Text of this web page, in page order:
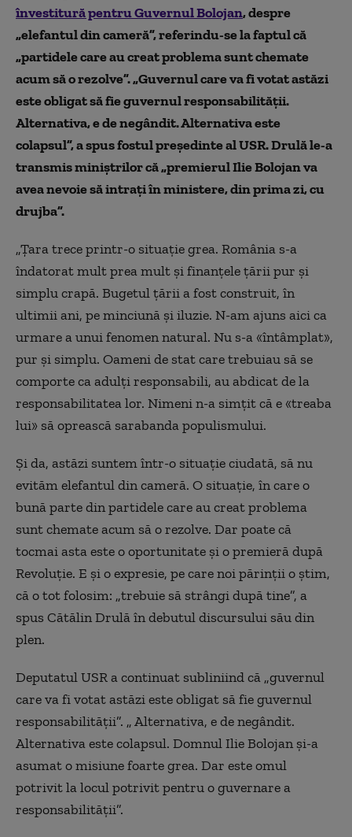
învestitură pentru Guvernul Bolojan, despre
„elefantul din cameră”, referindu-se la faptul că
„partidele care au creat problema sunt chemate
acum să o rezolve”. „Guvernul care va fi votat astăzi
este obligat să fie guvernul responsabilității.
Alternativa, e de negândit. Alternativa este
colapsul”, a spus fostul președinte al USR. Drulă le-a
transmis miniștrilor că „premierul Ilie Bolojan va
avea nevoie să intrați în ministere, din prima zi,cu
drujba”.
„Țara trece printr-o situațiegrea. România s-a
îndatorat mult prea mult și finanțele țării pur și
simplucrapă. Bugetul țării a fost construit, în
ultimii ani, peminciună și iluzie. N-am ajuns aici ca
urmare a unui fenomen natural. Nu s-a «întâmplat»,
pur și simplu. Oameni de stat care trebuiau să se
comporte ca adulți responsabili, au abdicat de la
responsabilitatea lor. Nimeni n-a simțit că e «treaba
lui» să oprească sarabanda populismului.
Și da, astăzi suntem într-o situație ciudată, să nu
evităm elefantul din cameră. O situație, în care o
bună parte din partidele care au creat problema
sunt chemate acum să o rezolve. Dar poate că
tocmai asta este o oportunitate și o premieră după
Revoluție. E și o expresie, pe care noi părinții o știm,
că o tot folosim: „trebuie să strângi după tine”, a
spus Cătălin Drulă în debutul discursului său din
plen.
Deputatul USR a continuat subliniind că „guvernul
care va fi votat astăzi este obligat să fie guvernul
responsabilității”. „Alternativa, e de negândit.
Alternativa este colapsul. Domnul Ilie Bolojan și-a
asumat o misiune foarte grea. Dar este omul
potrivit la locul potrivit pentru o guvernare a
responsabilității”.